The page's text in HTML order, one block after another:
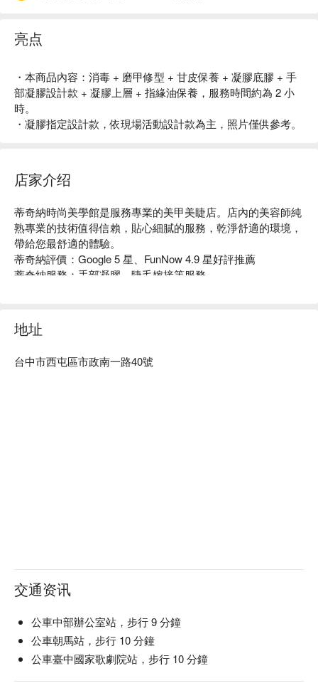
亮点
・本商品內容：消毒 + 磨甲修型 + 甘皮保養 + 凝膠底膠 + 手
部凝膠設計款 + 凝膠上層 + 指緣油保養，服務時間約為 2 小
時。
・凝膠指定設計款，依現場活動設計款為主，照片僅供參考。
店家介绍
蒂奇納時尚美學館是服務專業的美甲美睫店。店內的美容師純
熟專業的技術值得信賴，貼心細膩的服務，乾淨舒適的環境，
帶給您最舒適的體驗。
蒂奇納評價：Google 5 星、FunNow 4.9 星好評推薦
蒂奇納服務：手部凝膠、睫毛嫁接等服務。
蒂奇納時尚美學館預約、蒂奇納時尚美學館價格立刻查看⬇︎
地址
台中市西屯區市政南一路40號
交通资讯
公車中部辦公室站，步行 9 分鐘
公車朝馬站，步行 10 分鐘
公車臺中國家歌劇院站，步行 10 分鐘